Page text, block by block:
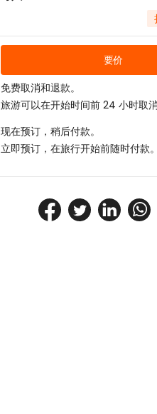
要价
免费取消和退款。
旅游可以在开始时间前 24 小时取消
现在预订，稍后付款。
立即预订，在旅行开始前随时付款。